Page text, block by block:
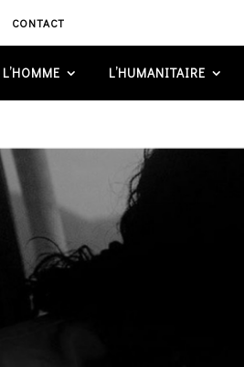
CONTACT
L’HOMME L’HUMANITAIRE